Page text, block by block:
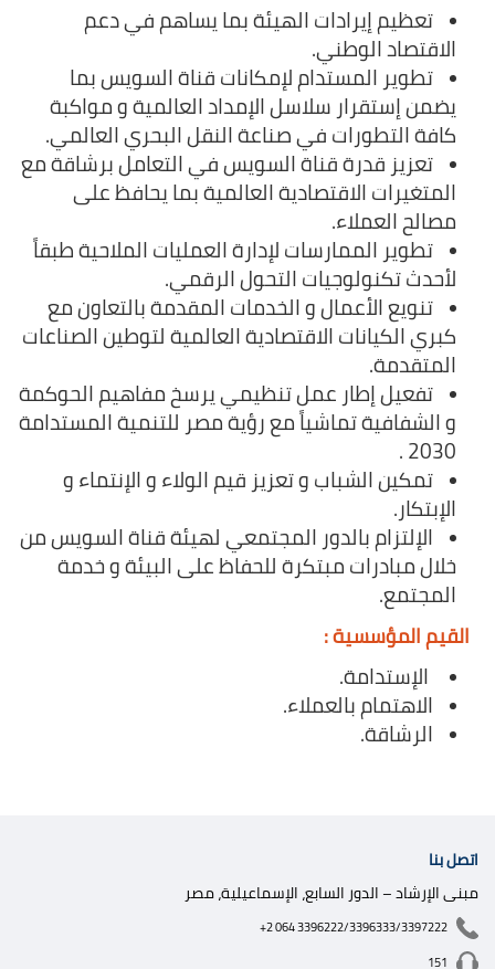
تعظيم إيرادات الهيئة بما يساهم في دعم
الاقتصاد الوطني.
تطوير المستدام لإمكانات قناة السويس بما
يضمن إستقرار سلاسل الإمداد العالمية و مواكبة
كافة التطورات في صناعة النقل البحري العالمي.
تعزيز قدرة قناة السويس في التعامل برشاقة مع
المتغيرات الاقتصادية العالمية بما يحافظ على
مصالح العملاء.
تطوير الممارسات لإدارة العمليات الملاحية طبقاً
لأحدث تكنولوجيات التحول الرقمي.
تنويع الأعمال و الخدمات المقدمة بالتعاون مع
كبري الكيانات الاقتصادية العالمية لتوطين الصناعات
المتقدمة.
تفعيل إطار عمل تنظيمي يرسخ مفاهيم الحوكمة
و الشفافية تماشياً مع رؤية مصر للتنمية المستدامة
2030 .​
تمكين الشباب و تعزيز قيم الولاء و الإنتماء و
الإبتكار.
الإلتزام بالدور المجتمعي لهيئة قناة السويس من
خلال مبادرات مبتكرة للحفاظ على البيئة و خدمة
المجتمع.
القيم المؤسسية :​​
الإستدامة.
الاهتمام بالعملاء.
الرشاقة.
اتصل بنا
مبنى الإرشاد – الدور السابع، الإسماعيلية، مصر
+2 064 3396222/3396333/3397222
151